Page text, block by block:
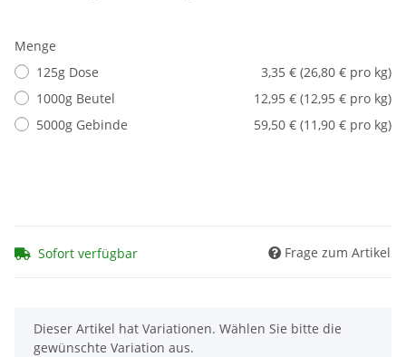
Menge
125g Dose
3,35 € (26,80 € pro kg)
1000g Beutel
12,95 € (12,95 € pro kg)
5000g Gebinde
59,50 € (11,90 € pro kg)
Sofort verfügbar Frage zum Artikel
x
Dieser Artikel hat Variationen. Wählen Sie bitte die
gewünschte Variation aus.